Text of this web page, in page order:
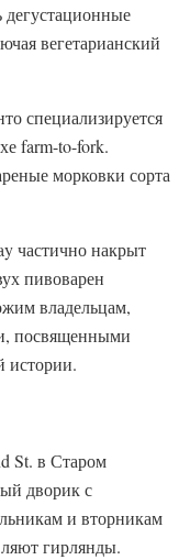
вегетарианский
специализируется
farm-to-fork.
морковки сорта
частично накрыт
пивоварен
владельцам,
посвященными
истории.
St. в Старом
дворик с
и вторникам
гирлянды.